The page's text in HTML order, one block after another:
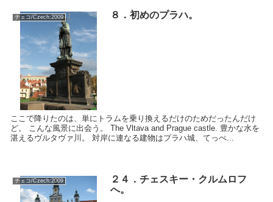
チェコ/Czech:2009 ８．初めのプラハ。
ここで降りたのは、単にトラムを乗り換えるだけのためだったんだけ
ど。 こんな風景に出会う。 The Vltava and Prague castle. 豊かな水を
湛えるヴルタヴァ川。 対岸に連なる建物はプラハ城、てっぺ...
チェコ/Czech:2009
２４．チェスキー・クルムロフ
へ。